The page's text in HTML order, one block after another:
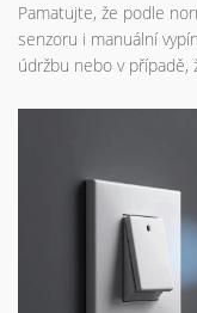
Pamatujte, že podle
senzoru i manuální
údržbu nebo v